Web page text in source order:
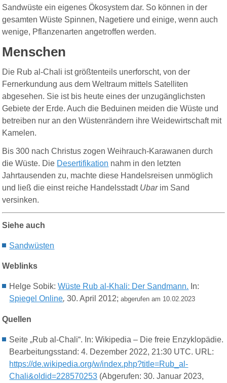
Sandwüste ein eigenes Ökosystem dar. So können in der
gesamten Wüste Spinnen, Nagetiere und einige, wenn auch
wenige, Pflanzenarten angetroffen werden.
Menschen
Die Rub al-Chali ist größtenteils unerforscht, von der
Fernerkundung aus dem Weltraum mittels Satelliten
abgesehen. Sie ist bis heute eines der unzugänglichsten
Gebiete der Erde. Auch die Beduinen meiden die Wüste und
betreiben nur an den Wüstenrändern ihre Weidewirtschaft mit
Kamelen.
Bis 300 nach Christus zogen Weihrauch-Karawanen durch
die Wüste. Die Desertifikation nahm in den letzten
Jahrtausenden zu, machte diese Handelsreisen unmöglich
und ließ die einst reiche Handelsstadt Ubarim Sand
versinken.
Siehe auch
Sandwüsten
Weblinks
Helge Sobik:Wüste Rub al-Khali: Der Sandmann. In:
Spiegel Online, 30. April 2012; abgerufen am 10.02.2023
Quellen
Seite „Rub al-Chali“. In: Wikipedia – Die freie Enzyklopädie.
Bearbeitungsstand: 4. Dezember 2022, 21:30 UTC. URL:
https://de.wikipedia.org/w/index.php?title=Rub_al-
Chali&oldid=228570253 (Abgerufen: 30. Januar 2023,